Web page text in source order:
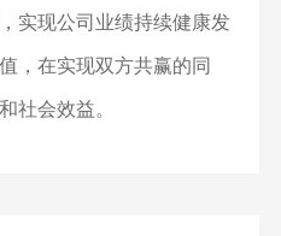
实现公司业绩持续健康发
，在实现双方共赢的同
社会效益。